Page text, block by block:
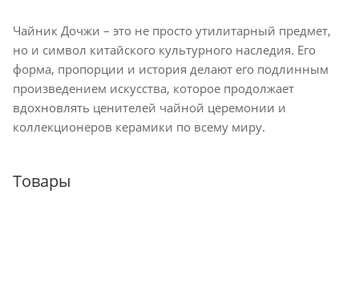
Чайник Дочжи – это не просто утилитарный предмет,
но и символ китайского культурного наследия. Его
форма, пропорции и история делают его подлинным
произведением искусства, которое продолжает
вдохновлять ценителей чайной церемонии и
коллекционеров керамики по всему миру.
Товары